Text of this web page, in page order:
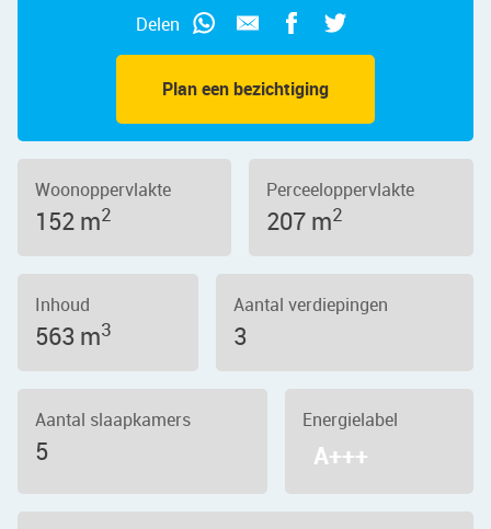
Plan een bezichtiging
Delen
Woonoppervlakte
152 m2
Perceeloppervlakte
207 m2
Inhoud
563 m3
Aantal verdiepingen
3
Aantal slaapkamers
5
Energielabel
A+++